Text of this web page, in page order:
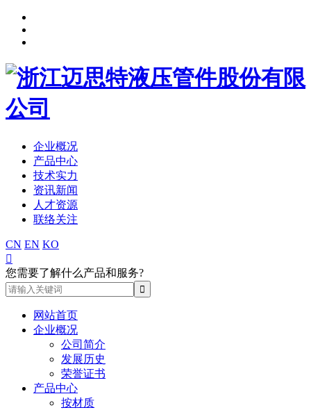
企业概况
产品中心
技术实力
资讯新闻
人才资源
联络关注
CN EN KO

您需要了解什么产品和服务?
网站首页
企业概况
公司简介
发展历史
荣誉证书
产品中心
按材质